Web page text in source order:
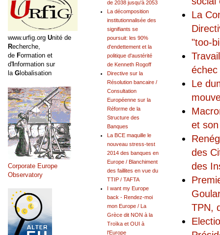
La
"too-
Le
et
des
des
TPN,
de 2038 jusqu'à 2053
La décomposition
institutionnalisée des
signifiants se
poursuit: les 90%
d'endettement et la
politique d'austérité
de Kenneth Rogoff
Directive sur la
Résolution bancaire /
Consultation
Européenne sur la
Réforme de la
Structure des
Banques
La BCE maquille le
nouveau stress-test
2014 des banques en
Europe / Blanchiment
des faillites en vue du
TTIP / TAFTA
I want my Europe
back - Rendez-moi
mon Europe / La
Grèce dit NON à la
Troïka et OUI à
l'Europe
www.urfig.org Unité de
Recherche,
de Formation et
d'Information sur
la Globalisation
Corporate Europe
Observatory